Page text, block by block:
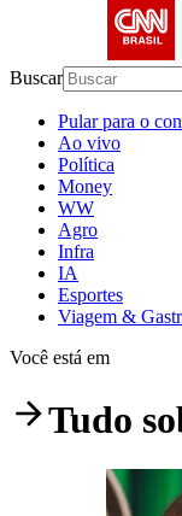
Buscar
Pular para o
Ao vivo
Política
Money
WW
Agro
Infra
IA
Esportes
Viagem &
Você está em
Tudo